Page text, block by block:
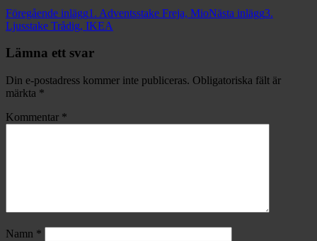
Inläggsnavigering
Föregående inlägg1. Adventsstake Freja, MioNästa inlägg3.
Ljusstake Trådig, IKEA
Lämna ett svar
Din e-postadress kommer inte publiceras. Obligatoriska fält är
märkta *
Kommentar *
Namn *